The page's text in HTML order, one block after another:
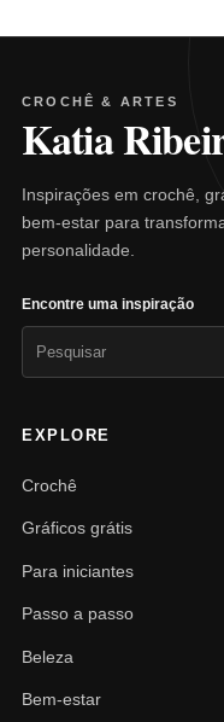
CROCHÊ & ARTES
Katia
Inspirações em crochê,
bem-estar para
personalidade.
Encontre uma inspiração
EXPLORE
Crochê
Gráficos grátis
Para iniciantes
Passo a passo
Beleza
Bem-estar